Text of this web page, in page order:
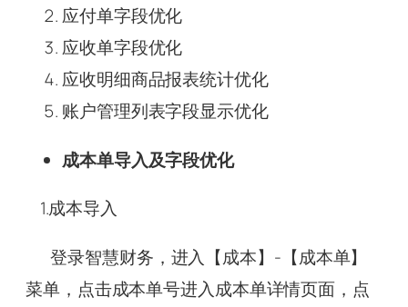
应付单字段优化
应收单字段优化
应收明细商品报表统计优化
账户管理列表字段显示优化
成本单导入及字段优化
1.成本导入
登录智慧财务，进入【成本】-【成本单】
菜单，点击成本单号进入成本单详情页面，点